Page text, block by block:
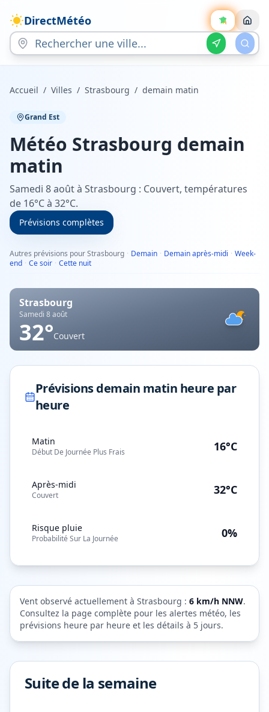
DirectMétéo
Accueil / Villes / Strasbourg / demain matin
Grand Est
Météo Strasbourg demain
matin
Samedi 8 août à Strasbourg : Couvert, températures
de 16°C à 32°C.
Prévisions complètes
Autres prévisions pour Strasbourg · Demain · Demain après-midi · Week-
end · Ce soir · Cette nuit
Strasbourg
Samedi 8 août
32°Couvert
Prévisions demain matin heure par
heure
Matin
Début De Journée Plus Frais 16°C
Après-midi
Couvert 32°C
Risque pluie
Probabilité Sur La Journée 0%
Vent observé actuellement à Strasbourg : 6 km/h NNW.
Consultez la page complète pour les alertes météo, les
prévisions heure par heure et les détails à 5 jours.
Suite de la semaine